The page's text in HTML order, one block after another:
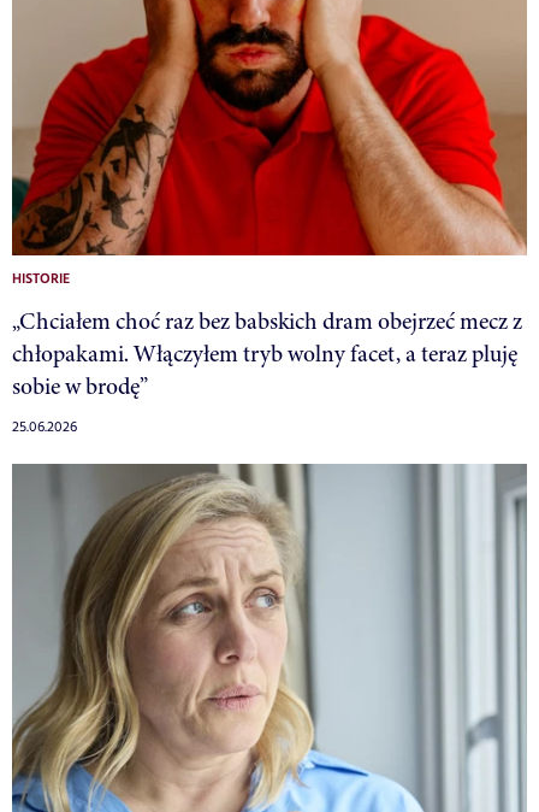
HISTORIE
„Chciałem choć raz bez babskich dram obejrzeć mecz z
chłopakami. Włączyłem tryb wolny facet, a teraz pluję
sobie w brodę”
25.06.2026